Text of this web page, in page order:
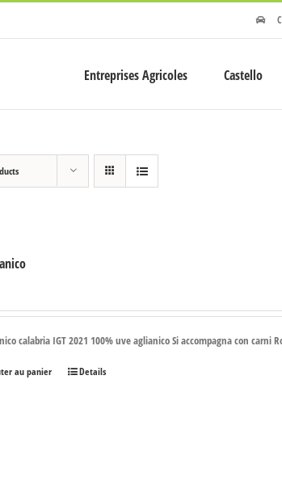
Entreprises Agricoles Castello
calabria IGT 2021 100% uve aglianico Si accompagna con
au panier Details